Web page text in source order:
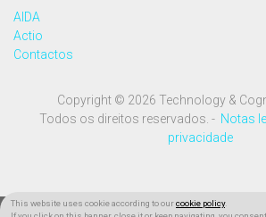
This website uses cookie according to ourcookie policy.
AIDA
Actio
Contactos
Copyright © 2026 Technology &
Todos os direitos reservados. - Notas
privacidade